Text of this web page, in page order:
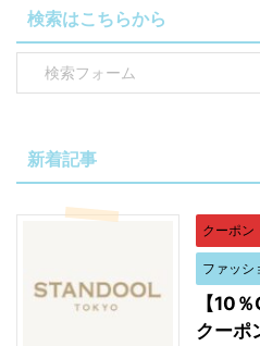
検索はこちらから
新着記事
クーポン
ファッシ
【10
クーポ